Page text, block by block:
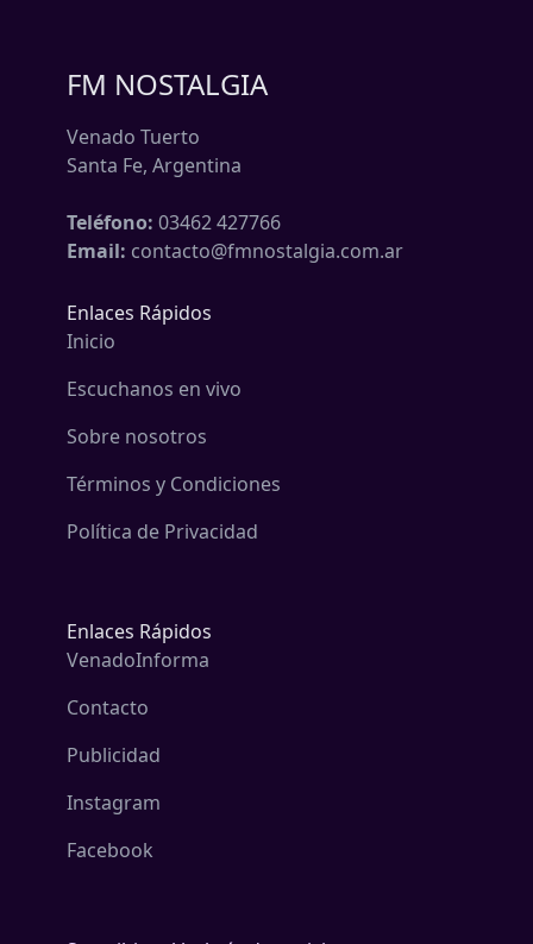
FM NOSTALGIA
Venado Tuerto
Santa Fe, Argentina
Teléfono: 03462 427766
Email: contacto@fmnostalgia.com.ar
Enlaces Rápidos
Inicio
Escuchanos en vivo
Sobre nosotros
Términos y Condiciones
Política de Privacidad
Enlaces Rápidos
VenadoInforma
Contacto
Publicidad
Instagram
Facebook